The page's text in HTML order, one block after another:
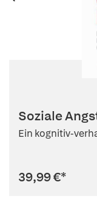
Soziale
Ein kognitiv-
39,99 €*